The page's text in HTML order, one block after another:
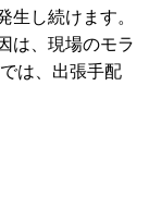
し続けます。
は、現場のモラ
は、出張手配